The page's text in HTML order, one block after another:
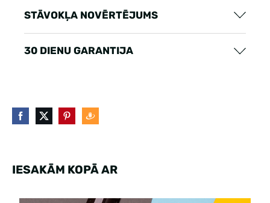
STĀVOKĻA NOVĒRTĒJUMS
30 DIENU GARANTIJA
IESAKĀM KOPĀ AR